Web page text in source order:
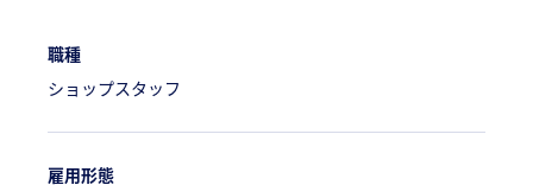
職種
ショップスタッフ
雇用形態